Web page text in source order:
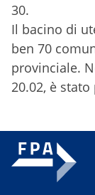
30.
Il bacino di
ben 70
provinciale.
20.02, è